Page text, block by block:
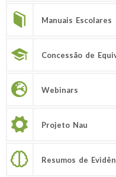
Manuais Escolares
Concessão de
Webinars
Projeto Nau
Resumos de